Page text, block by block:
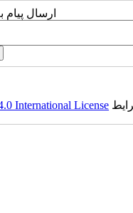
ارسال
International License